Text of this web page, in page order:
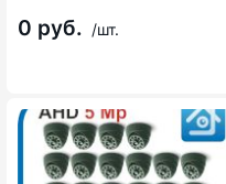
0 руб. /шт.